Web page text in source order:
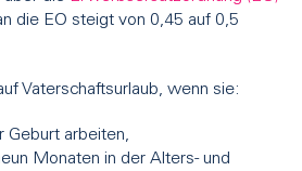
die EO steigt von 0,45 auf 0,5
Vaterschaftsurlaub, wenn sie:
Geburt arbeiten,
Monaten in der Alters- und